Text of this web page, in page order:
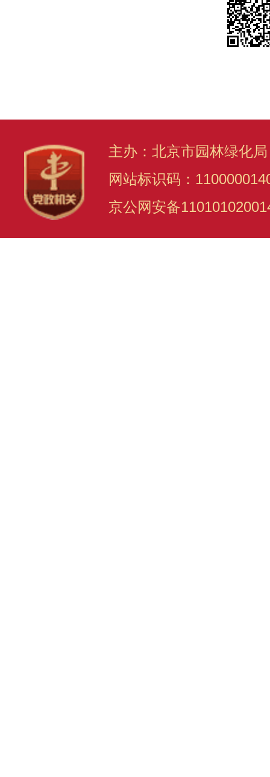
主办：北京市园林绿化
网站标识码：
京公网安备